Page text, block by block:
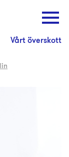
Vårt överskott